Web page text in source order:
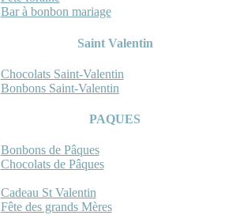
Bar à bonbon mariage
Saint Valentin
Chocolats Saint-Valentin
Bonbons Saint-Valentin
PAQUES
Bonbons de Pâques
Chocolats de Pâques
Cadeau St Valentin
Fête des grands Mères